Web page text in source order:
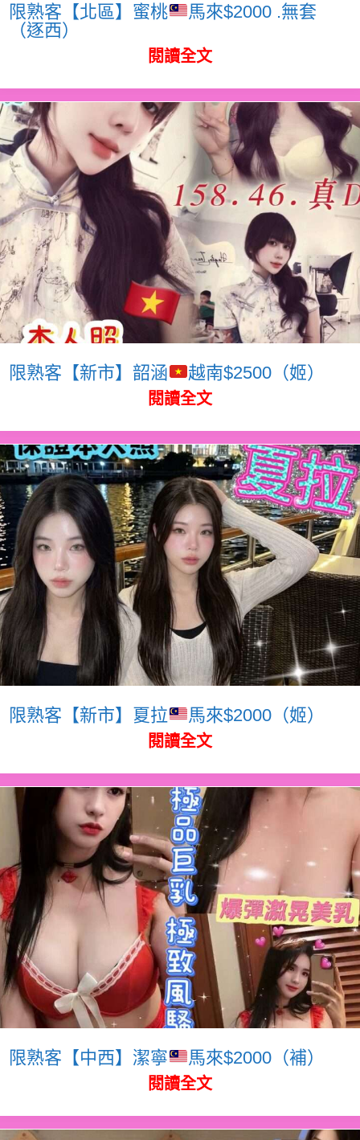
限熟客【北區】蜜桃
馬來$2000 .無套
（逐西）
閱讀全文
限熟客【新市】韶涵 越南$2500（姬）
閱讀全文
限熟客【新市】夏拉 馬來$2000（姬）
閱讀全文
限熟客【中西】潔寧 馬來$2000（補）
閱讀全文